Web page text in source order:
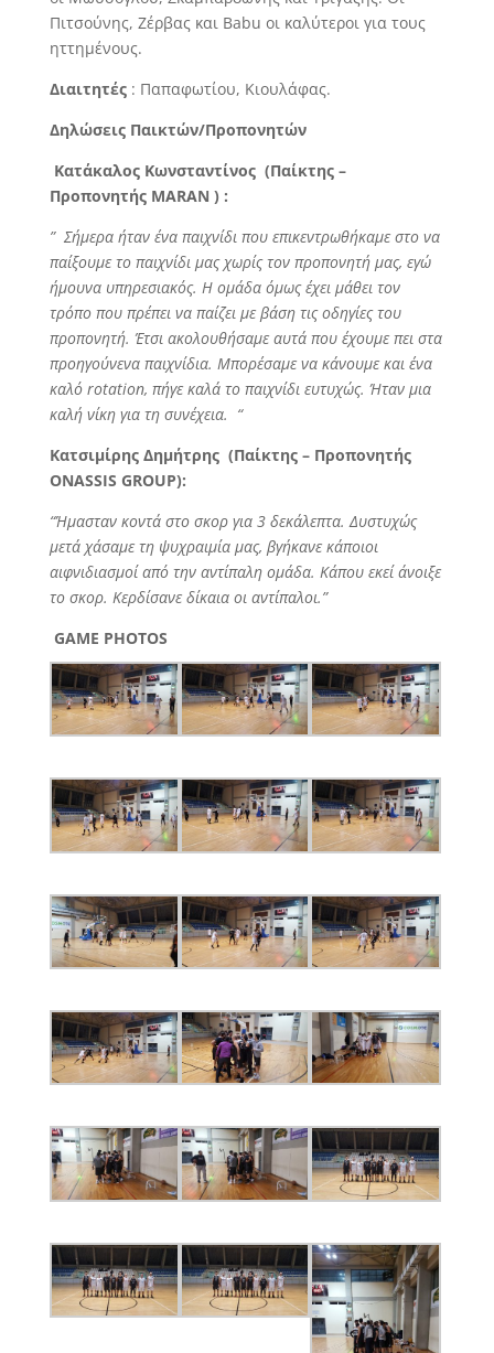
Πιτσούνης, Ζέρβας και Babu οι καλύτεροι για τους
ηττημένους.
Διαιτητές: Παπαφωτίου, Κιουλάφας.
Δηλώσεις Παικτών/Προπονητών
Κατάκαλος Κωνσταντίνος (Παίκτης –
Προπονητής MARAN ) :
” Σήμερα ήταν ένα παιχνίδι που επικεντρωθήκαμε στο να
παίξουμε το παιχνίδι μας χωρίς τον προπονητή μας, εγώ
ήμουνα υπηρεσιακός. Η ομάδα όμως έχει μάθει τον
τρόπο που πρέπει να παίζει με βάση τις οδηγίες του
προπονητή. Έτσι ακολουθήσαμε αυτά που έχουμε πει στα
προηγούνενα παιχνίδια. Μπορέσαμε να κάνουμε και ένα
καλό rotation, πήγε καλά το παιχνίδι ευτυχώς. Ήταν μια
καλή νίκη για τη συνέχεια. “
Κατσιμίρης Δημήτρης (Παίκτης – Προπονητής
ONASSIS GROUP):
“Ήμασταν κοντά στο σκορ για 3 δεκάλεπτα. Δυστυχώς
μετά χάσαμε τη ψυχραιμία μας, βγήκανε κάποιοι
αιφνιδιασμοί από την αντίπαλη ομάδα. Κάπου εκεί άνοιξε
το σκορ. Κερδίσανε δίκαια οι αντίπαλοι.”
GAME PHOTOS